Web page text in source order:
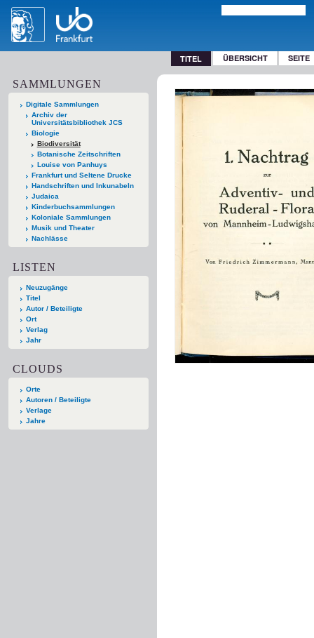
TITEL ÜBERSICHT SEITE
SAMMLUNGEN
Digitale Sammlungen
Archiv der
Universitätsbibliothek JCS
Biologie
Biodiversität
Botanische Zeitschriften
Louise von Panhuys
Frankfurt und Seltene Drucke
Handschriften und Inkunabeln
Judaica
Kinderbuchsammlungen
Koloniale Sammlungen
Musik und Theater
Nachlässe
LISTEN
Neuzugänge
Titel
Autor / Beteiligte
Ort
Verlag
Jahr
CLOUDS
Orte
Autoren / Beteiligte
Verlage
Jahre